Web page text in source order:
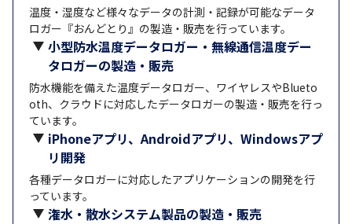
温度・湿度など様々なデータの計測・記録が可能なデータ
ロガー『おんどとり』の製造・販売を行っています。
小型防水温度データロガー・無線通信温度デー
タロガーの製造・販売
防水機能を備えた温度データロガー、ワイヤレスやBlueto
oth、クラウドに対応したデータロガーの製造・販売を行っ
ています。
iPhoneアプリ、Androidアプリ、Windowsアプ
リ開発
各種データロガーに対応したアプリケーションの開発を行
っています。
潅水・散水システム製品の製造・販売